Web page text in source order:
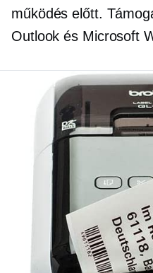
működés előtt.
Outlook és Microsoft